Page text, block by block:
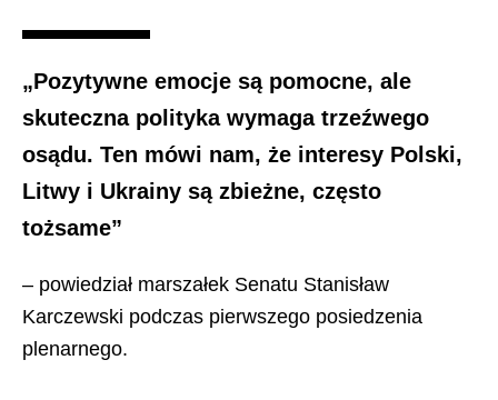
„Pozytywne emocje są pomocne, ale
skuteczna polityka wymaga trzeźwego
osądu. Ten mówi nam, że interesy Polski,
Litwy i Ukrainy są zbieżne, często
tożsame”
– powiedział marszałek Senatu Stanisław
Karczewski podczas pierwszego posiedzenia
plenarnego.